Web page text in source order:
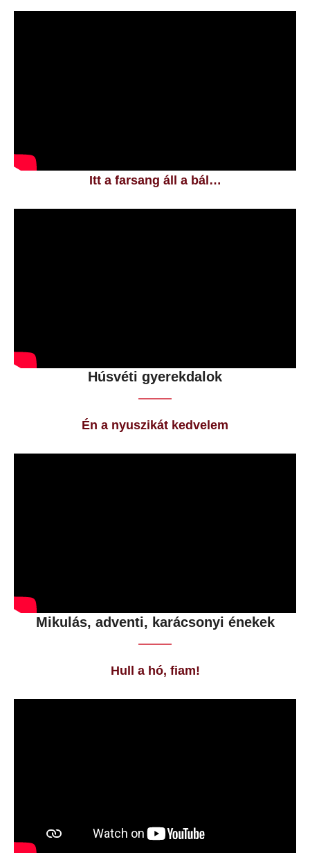
Itt a farsang áll a bál…
Húsvéti gyerekdalok
Én a nyuszikát kedvelem
Mikulás, adventi, karácsonyi énekek
Hull a hó, fiam!